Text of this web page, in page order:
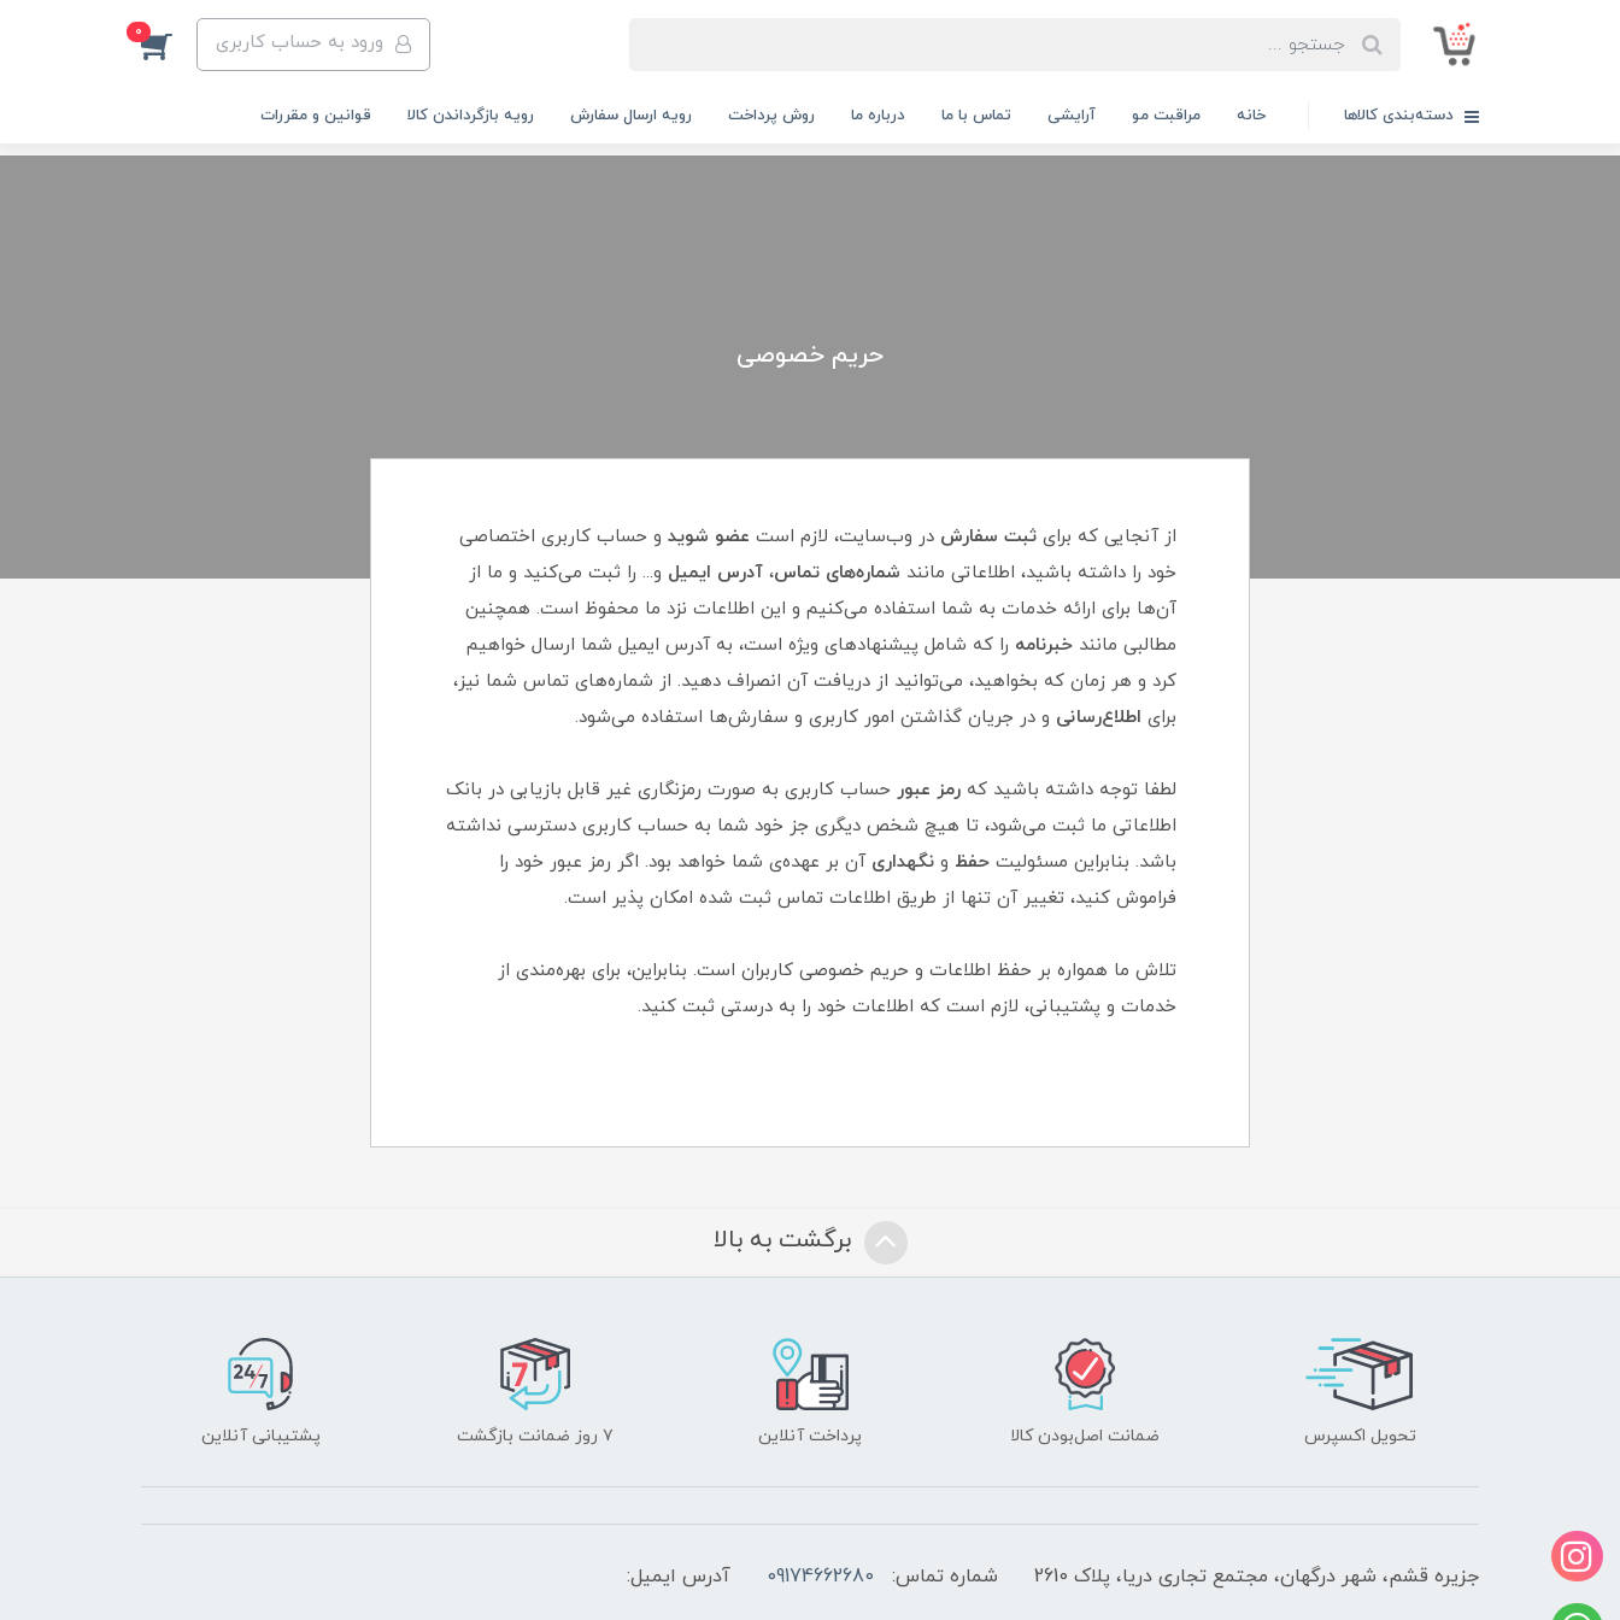
ورود به حساب کاربری 0
دسته‌بندی کالاها خانه مراقبت مو آرایشی تماس با ما درباره ما روش پرداخت رویه ارسال سفارش رویه‌ بازگرداندن کالا قوانین و مقررات
حریم خصوصی
از آنجایی که برای ثبت سفارش در وب‌سایت، لازم است عضو شوید و حساب کاربری اختصاصی
خود را داشته باشید، اطلاعاتی مانند شماره‌های تماس، آدرس ایمیل و... را ثبت می‌کنید و ما از
آن‌ها برای ارائه خدمات به شما استفاده می‌کنیم و این اطلاعات نزد ما محفوظ است. همچنین
مطالبی مانند خبرنامه را که شامل پیشنهادهای ویژه است، به آدرس ایمیل شما ارسال خواهیم
کرد و هر زمان که بخواهید، می‌توانید از دریافت آن انصراف دهید. از شماره‌های تماس شما نیز،
برای اطلاع‌رسانی و در جریان گذاشتن امور کاربری و سفارش‌ها استفاده می‌شود.
لطفا توجه داشته باشید که رمز عبور حساب کاربری به صورت رمزنگاری غیر قابل بازیابی در بانک
اطلاعاتی ما ثبت می‌شود، تا هیچ شخص دیگری جز خود شما به حساب کاربری دسترسی نداشته
باشد. بنابراین مسئولیت حفظ و نگهداری آن بر عهده‌ی شما خواهد بود. اگر رمز عبور خود را
فراموش کنید، تغییر آن تنها از طریق اطلاعات تماس ثبت شده امکان پذیر است.
تلاش ما همواره بر حفظ اطلاعات و حریم خصوصی کاربران است. بنابراین، برای بهره‌مندی از
خدمات و پشتیبانی، لازم است که اطلاعات خود را به درستی ثبت کنید.
برگشت به بالا
تحویل اکسپرس ضمانت اصل‌بودن کالا پرداخت آنلاین ۷ روز ضمانت بازگشت پشتیبانی آنلاین
جزیره قشم، شهر درگهان، مجتمع تجاری دریا، پلاک 2610 شماره تماس: 09174662680 آدرس ایمیل: